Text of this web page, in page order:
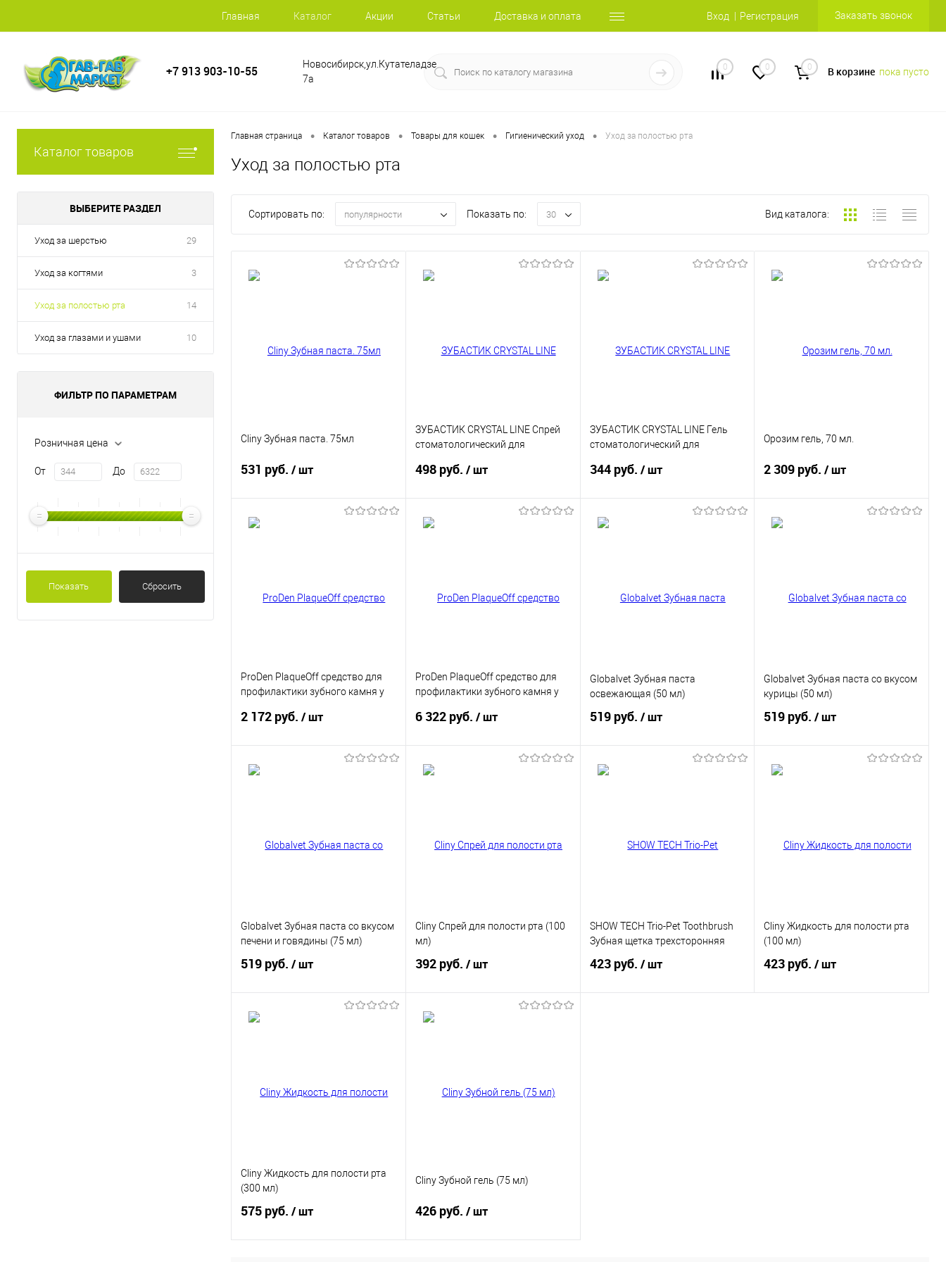
Главная Каталог Акции Статьи Доставка и оплата Вход Регистрация Заказать звонок
+7 913 903-10-55
Новосибирск,ул.Кутателадзе
7а
0 0 0 В корзине пока пусто
Каталог товаров
ВЫБЕРИТЕ РАЗДЕЛ
Уход за шерстью 29
Уход за когтями 3
Уход за полостью рта 14
Уход за глазами и ушами 10
ФИЛЬТР ПО ПАРАМЕТРАМ
Розничная цена
От До
Показать Сбросить
Главная страница • Каталог товаров • Товары для кошек • Гигиенический уход • Уход за полостью рта
Уход за полостью рта
Сортировать по: популярности Показать по: 30 Вид каталога:
Cliny Зубная паста. 75мл
531 руб. / шт
ЗУБАСТИК CRYSTAL LINE Спрей
стоматологический для
498 руб. / шт
ЗУБАСТИК CRYSTAL LINE Гель
стоматологический для
344 руб. / шт
Орозим гель, 70 мл.
2 309 руб./ шт
ProDen PlaqueOff средство для
профилактики зубного камня у
2 172 руб. / шт
ProDen PlaqueOff средство для
профилактики зубного камня у
6 322 руб. / шт
Globalvet Зубная паста
освежающая (50 мл)
519 руб. / шт
Globalvet Зубная паста со вкусом
курицы (50 мл)
519 руб./ шт
Globalvet Зубная паста со вкусом
печени и говядины (75 мл)
519 руб. / шт
Cliny Спрей для полости рта (100
мл)
392 руб. / шт
SHOW TECH Trio-Pet Toothbrush
Зубная щетка трехсторонняя
423 руб. / шт
Cliny Жидкость для полости рта
(100 мл)
423 руб./ шт
Cliny Жидкость для полости рта
(300 мл)
575 руб. / шт
Cliny Зубной гель (75 мл)
426 руб. / шт